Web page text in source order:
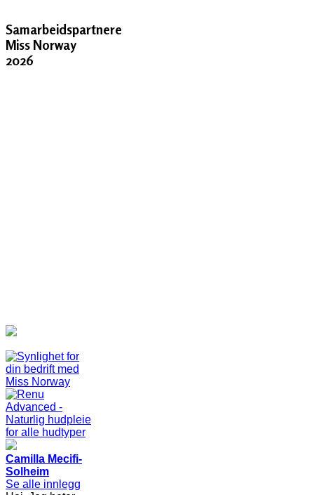
Samarbeidspartnere
Miss Norway
2026
Camilla Mecifi-
Solheim
Se alle innlegg